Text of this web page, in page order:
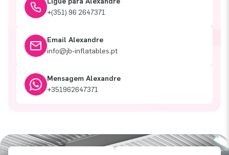
+(351) 96 2647371
Email Alexandre
info@jb-inflatables.pt
Mensagem Alexandre
+351962647371